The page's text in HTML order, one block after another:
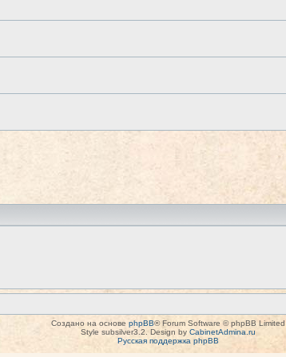
Создано на основе phpBB® Forum Software © phpBB Limited
Style subsilver3.2. Design by CabinetAdmina.ru
Русская поддержка phpBB